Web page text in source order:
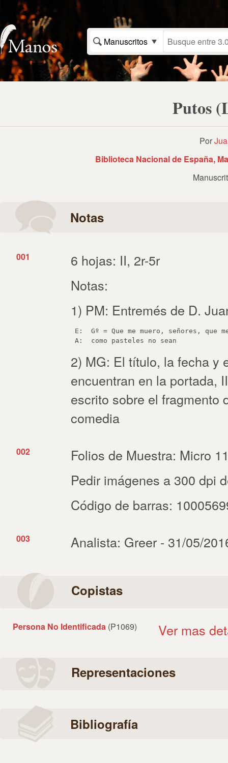
Manuscritos
Putos
Por
Biblioteca Nacional de España,
Notas
001
6 hojas: II, 2r-5r
Notas:
1) PM: Entremés de D.
E:  Gº = Que me muero, señores, que
2) MG: El título, la fecha y
encuentran en la portada,
escrito sobre el fragmento
comedia
002
Folios de Muestra: Micro
Pedir imágenes a 300 dpi
Código de barras:
003 Analista: Greer - 31/05/
Copistas
Persona No Identificada (P1069) Ver mas
Representaciones
Bibliografía